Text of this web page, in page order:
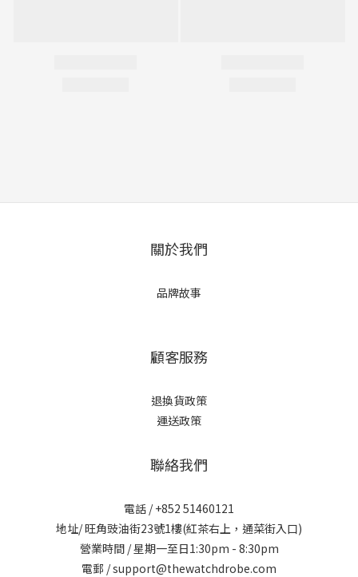
關於我們
品牌故事
顧客服務
退換貨政策
運送政策
聯絡我們
電話 / +852 51460121
地址/ 旺角豉油街23號1樓(紅茶右上，通菜街入口)
營業時間 / 星期一至日1:30pm - 8:30pm
電郵 / support@thewatchdrobe.com